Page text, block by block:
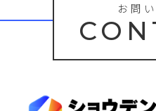
お問